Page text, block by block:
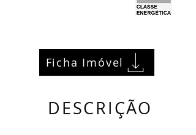
Ficha Imóvel
DESCRIÇÃO